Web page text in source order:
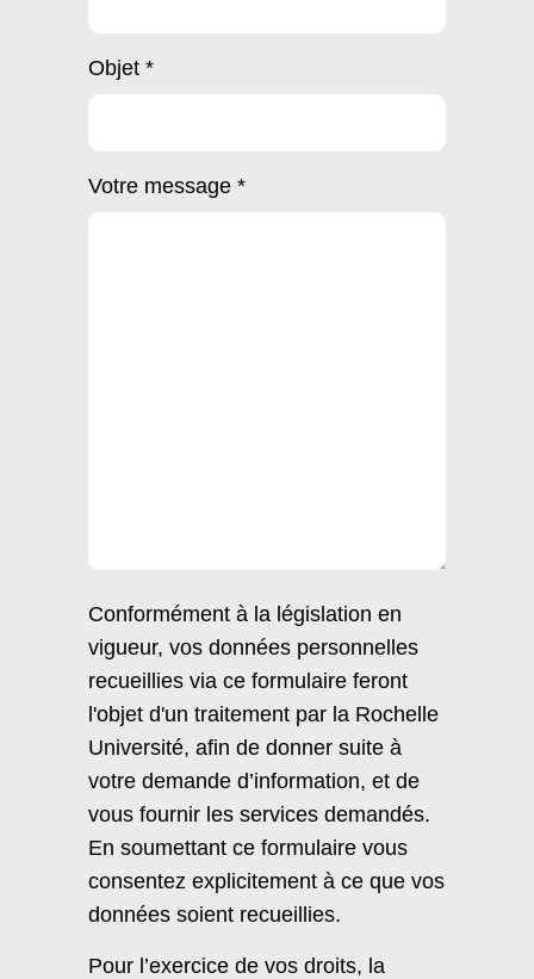
Objet *
Votre message *
Conformément à la législation en
vigueur, vos données personnelles
recueillies via ce formulaire feront
l'objet d'un traitement par la Rochelle
Université, afin de donner suite à
votre demande d’information, et de
vous fournir les services demandés.
En soumettant ce formulaire vous
consentez explicitement à ce que vos
données soient recueillies.
Pour l’exercice de vos droits, la